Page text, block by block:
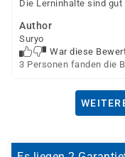
Die Lerninhalte sind
Author
Suryo
War diese
3 Personen fanden die